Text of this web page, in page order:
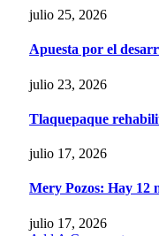
julio 25, 2026
Apuesta por el
julio 23, 2026
Tlaquepaque
julio 17, 2026
Mery Pozos: Hay 12
julio 17, 2026